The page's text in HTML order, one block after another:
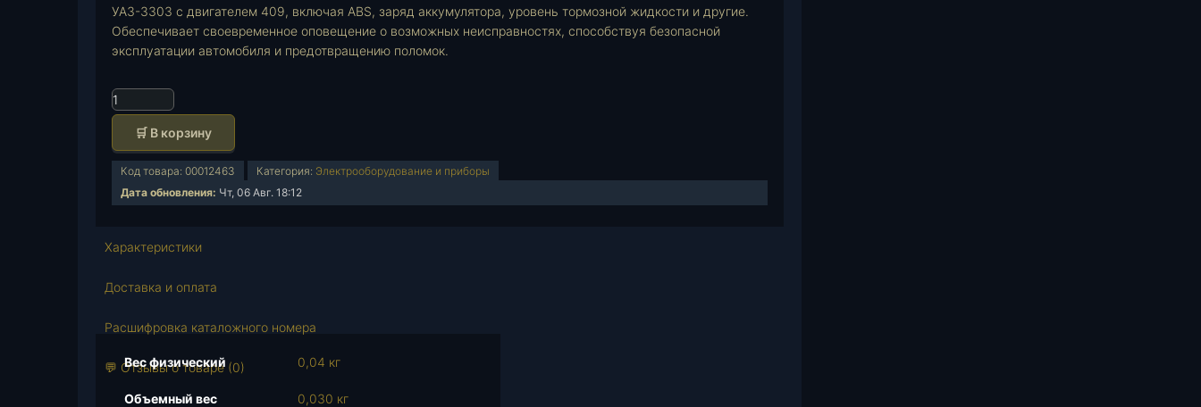
УАЗ-3303 с двигателем 409, включая ABS, заряд аккумулятора, уровень тормозной жидкости и другие.
Обеспечивает своевременное оповещение о возможных неисправностях, способствуя безопасной
эксплуатации автомобиля и предотвращению поломок.
К
о
и
т
о
о
а
🛒 В корзину
Код товара: 00012463 Категория: Электрооборудование и приборы
Дата обновления: Чт, 06 Авг. 18:12
Характеристики
Доставка и оплата
Расшифровка каталожного номера
💬 Отзывы о товаре (0)
Вес физический 0,04 кг
Объемный вес 0,030 кг